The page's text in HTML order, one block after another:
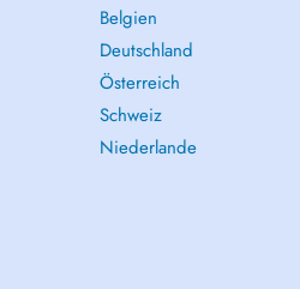
Belgien
Deutschland
Österreich
Schweiz
Niederlande